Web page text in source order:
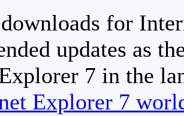
for
updates as
7 in the
Explorer 7